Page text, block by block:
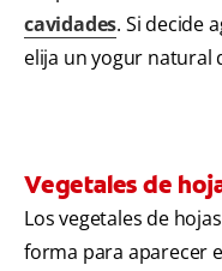
cavidades. Si decide
elija un yogur natural
Vegetales de
Los vegetales de
forma para aparecer